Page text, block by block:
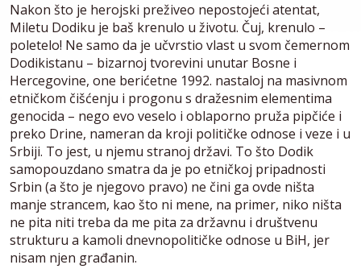
Nakon što je herojski preživeo nepostojeći atentat,
Miletu Dodiku je baš krenulo u životu. Čuj, krenulo –
poletelo! Ne samo da je učvrstio vlast u svom čemernom
Dodikistanu – bizarnoj tvorevini unutar Bosne i
Hercegovine, one berićetne 1992. nastaloj na masivnom
etničkom čišćenju i progonu s dražesnim elementima
genocida – nego evo veselo i oblaporno pruža pipčiće i
preko Drine, nameran da kroji političke odnose i veze i u
Srbiji. To jest, u njemu stranoj državi. To što Dodik
samopouzdano smatra da je po etničkoj pripadnosti
Srbin (a što je njegovo pravo) ne čini ga ovde ništa
manje strancem, kao što ni mene, na primer, niko ništa
ne pita niti treba da me pita za državnu i društvenu
strukturu a kamoli dnevnopolitičke odnose u BiH, jer
nisam njen građanin.